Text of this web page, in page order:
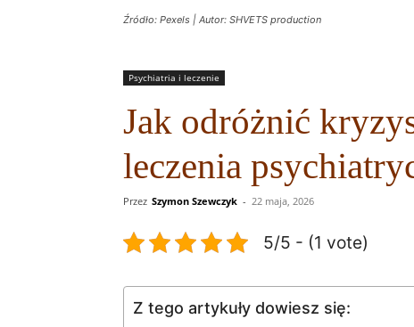
Źródło: Pexels | Autor: SHVETS production
Psychiatria i leczenie
Jak odróżnić
leczenia
Przez Szymon Szewczyk - 22 maja, 2026
5/5 - (1 vote)
Z tego artykuły dowiesz się: